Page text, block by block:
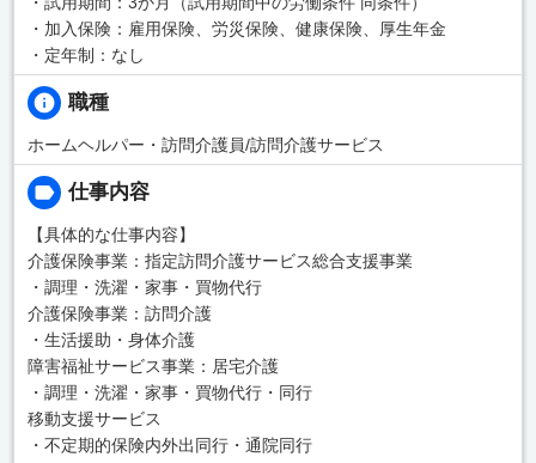
・加入保険：雇用保険、労災保険、健康保険、厚生年金
・定年制：なし
職種
ホームヘルパー・訪問介護員/訪問介護サービス
仕事内容
【具体的な仕事内容】
介護保険事業：指定訪問介護サービス総合支援事業
・調理・洗濯・家事・買物代行
介護保険事業：訪問介護
・生活援助・身体介護
障害福祉サービス事業：居宅介護
・調理・洗濯・家事・買物代行・同行
移動支援サービス
・不定期的保険内外出同行・通院同行